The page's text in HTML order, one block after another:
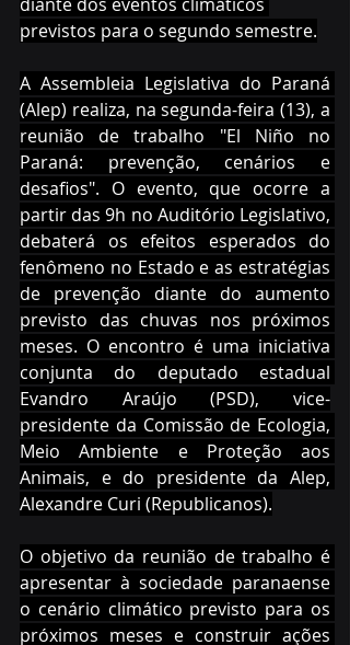
diante dos eventos climáticos
previstos para o segundo semestre.
A Assembleia Legislativa do Paraná
(Alep) realiza, na segunda-feira (13), a
reunião de trabalho "El Niño no
Paraná: prevenção, cenários e
desafios". O evento, que ocorre a
partir das 9h no Auditório Legislativo,
debaterá os efeitos esperados do
fenômeno no Estado e as estratégias
de prevenção diante do aumento
previsto das chuvas nos próximos
meses. O encontro é uma iniciativa
conjunta do deputado estadual
Evandro Araújo (PSD), vice-
presidente da Comissão de Ecologia,
Meio Ambiente e Proteção aos
Animais, e do presidente da Alep,
Alexandre Curi (Republicanos).
O objetivo da reunião de trabalho é
apresentar à sociedade paranaense
o cenário climático previsto para os
próximos meses e construir ações